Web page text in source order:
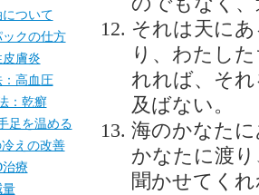
それは天に
り、わたし
れれば、そ
及ばない。
海のかなた
かなたに渡
聞かせてく